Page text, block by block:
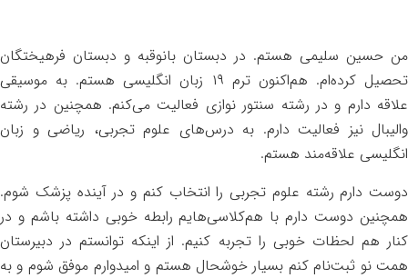
من حسین سلیمی هستم. در دبستان بانوقبه و دبستان فرهیختگان
تحصیل کرده‌ام. هم‌اکنون ترم ۱۹ زبان انگلیسی هستم. به موسیقی
علاقه دارم و در رشته سنتور نوازی فعالیت می‌کنم. همچنین در رشته
والیبال نیز فعالیت دارم. به درس‌های علوم تجربی، ریاضی و زبان
انگلیسی علاقه‌مند هستم.
دوست دارم رشته علوم تجربی را انتخاب کنم و در آینده پزشک شوم.
همچنین دوست دارم با هم‌کلاسی‌هایم رابطه خوبی داشته باشم و در
کنار هم لحظات خوبی را تجربه کنیم. از اینکه توانستم در دبیرستان
همت نو ثبت‌نام کنم بسیار خوشحال هستم و امیدوارم موفق شوم و به